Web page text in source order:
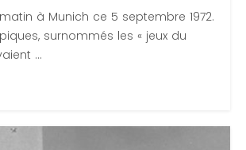
à Munich ce 5 septembre 1972.
surnommés les « jeux du
...